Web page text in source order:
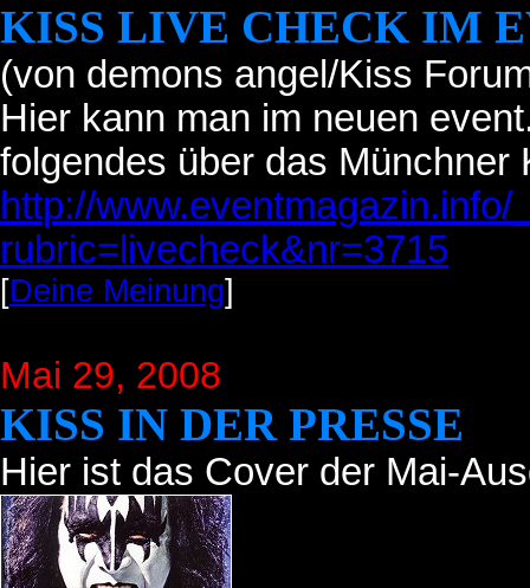
KISS LIVE CHECK IM
(von demons angel/Kiss
Hier kann man im neuen
folgendes über das Münchner
http://www.eventmagazin.info/
rubric=livecheck&nr=3715
[Deine Meinung]
Mai 29, 2008
KISS IN DER PRESSE
Hier ist das Cover der Mai-